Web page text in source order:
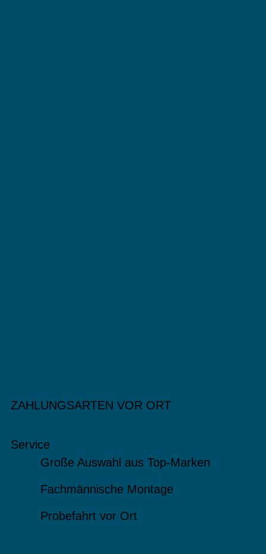
ZAHLUNGSARTEN VOR ORT
Service
Große Auswahl aus Top-Marken
Fachmännische Montage
Probefahrt vor Ort